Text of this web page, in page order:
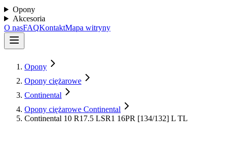
Opony
Akcesoria
O nasFAQKontaktMapa witryny
Opony
Opony ciężarowe
Continental
Opony ciężarowe Continental
Continental 10 R17.5 LSR1 16PR [134/132] L TL